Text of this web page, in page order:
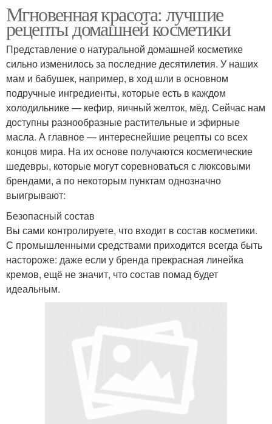
Мгновенная красота: лучшие
рецепты домашней косметики
Представление о натуральной домашней косметике
сильно изменилось за последние десятилетия. У наших
мам и бабушек, например, в ход шли в основном
подручные ингредиенты, которые есть в каждом
холодильнике — кефир, яичный желток, мёд. Сейчас нам
доступны разнообразные растительные и эфирные
масла. А главное — интереснейшие рецепты со всех
концов мира. На их основе получаются косметические
шедевры, которые могут соревноваться с люксовыми
брендами, а по некоторым пунктам однозначно
выигрывают:
Безопасный состав
Вы сами контролируете, что входит в состав косметики.
С промышленными средствами приходится всегда быть
настороже: даже если у бренда прекрасная линейка
кремов, ещё не значит, что состав помад будет
идеальным.